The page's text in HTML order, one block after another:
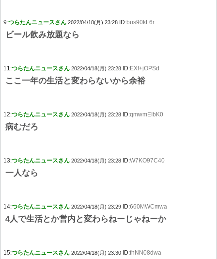
9:つらたんニュースさん 2022/04/18(月) 23:28 ID:bus90kL6r
ビール飲み放題なら
11:つらたんニュースさん 2022/04/18(月) 23:28 ID:EXf+jOPSd
ここ一年の生活と変わらないから余裕
12:つらたんニュースさん 2022/04/18(月) 23:28 ID:qmwmEIbK0
病むだろ
13:つらたんニュースさん 2022/04/18(月) 23:28 ID:W7KO97C40
一人なら
14:つらたんニュースさん 2022/04/18(月) 23:29 ID:660MWCmwa
4人で生活とか営内と変わらねーじゃねーか
15:つらたんニュースさん 2022/04/18(月) 23:30 ID:fnNN08dwa